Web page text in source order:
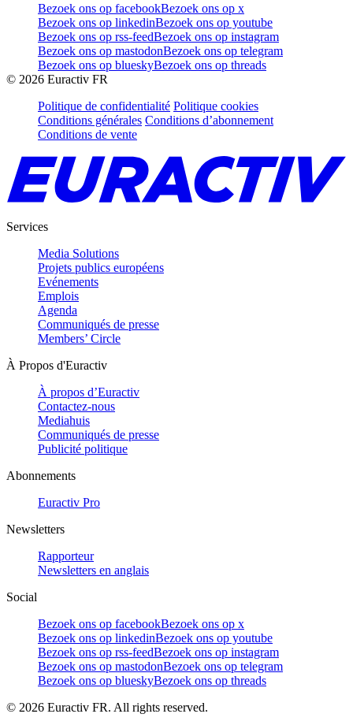
Bezoek ons op facebookBezoek ons op x
Bezoek ons op linkedinBezoek ons op youtube
Bezoek ons op rss-feedBezoek ons op instagram
Bezoek ons op mastodonBezoek ons op telegram
Bezoek ons op blueskyBezoek ons op threads
© 2026 Euractiv FR
Politique de confidentialité Politique cookies
Conditions générales Conditions d’abonnement
Conditions de vente
Services
Media Solutions
Projets publics européens
Evénements
Emplois
Agenda
Communiqués de presse
Members’ Circle
À Propos d'Euractiv
À propos d’Euractiv
Contactez-nous
Mediahuis
Communiqués de presse
Publicité politique
Abonnements
Euractiv Pro
Newsletters
Rapporteur
Newsletters en anglais
Social
Bezoek ons op facebookBezoek ons op x
Bezoek ons op linkedinBezoek ons op youtube
Bezoek ons op rss-feedBezoek ons op instagram
Bezoek ons op mastodonBezoek ons op telegram
Bezoek ons op blueskyBezoek ons op threads
© 2026 Euractiv FR. All rights reserved.